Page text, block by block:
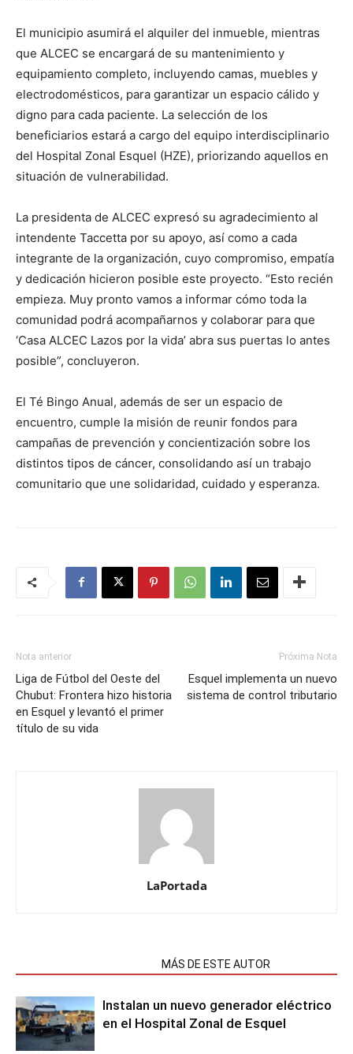
El municipio asumirá el alquiler del inmueble, mientras
que ALCEC se encargará de su mantenimiento y
equipamiento completo, incluyendo camas, muebles y
electrodomésticos, para garantizar un espacio cálido y
digno para cada paciente. La selección de los
beneficiarios estará a cargo del equipo interdisciplinario
del Hospital Zonal Esquel (HZE), priorizando aquellos en
situación de vulnerabilidad.
La presidenta de ALCEC expresó su agradecimiento al
intendente Taccetta por su apoyo, así como a cada
integrante de la organización, cuyo compromiso, empatía
y dedicación hicieron posible este proyecto. “Esto recién
empieza. Muy pronto vamos a informar cómo toda la
comunidad podrá acompañarnos y colaborar para que
‘Casa ALCEC Lazos por la vida’ abra sus puertas lo antes
posible”, concluyeron.
El Té Bingo Anual, además de ser un espacio de
encuentro, cumple la misión de reunir fondos para
campañas de prevención y concientización sobre los
distintos tipos de cáncer, consolidando así un trabajo
comunitario que une solidaridad, cuidado y esperanza.
Nota anterior
Liga de Fútbol del Oeste del
Chubut: Frontera hizo historia
en Esquel y levantó el primer
título de su vida
Próxima Nota
Esquel implementa un nuevo
sistema de control tributario
LaPortada
MÁS DE ESTE AUTOR
Instalan un nuevo generador eléctrico
en el Hospital Zonal de Esquel